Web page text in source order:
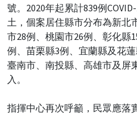
號。2020年起累計839例
土，個案居住縣市分布為新北
市28例、桃園市26例、彰化縣
例、苗栗縣3例、宜蘭縣及花
臺南市、南投縣、高雄市及屏
入。
指揮中心再次呼籲，民眾應落